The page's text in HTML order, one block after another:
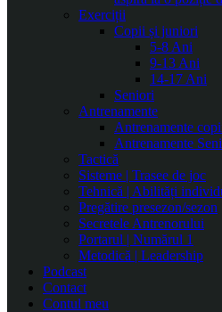
Exerciții
Copii și juniori
5-8 Ani
9-13 Ani
14-17 Ani
Seniori
Antrenamente
Antrenamente
Antrenamente
Tactică
Sisteme | Trasee de joc
Tehnică | Abilități
Pregătire presezon/sezon
Secretele Antrenorului
Portarul | Numărul 1
Metodică | Leadership
Podcast
Contact
Contul meu